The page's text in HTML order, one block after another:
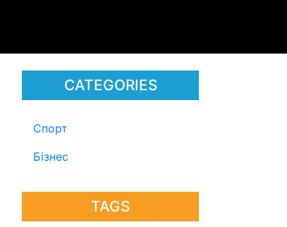
CATEGORIES
Спорт
Бізнес
TAGS